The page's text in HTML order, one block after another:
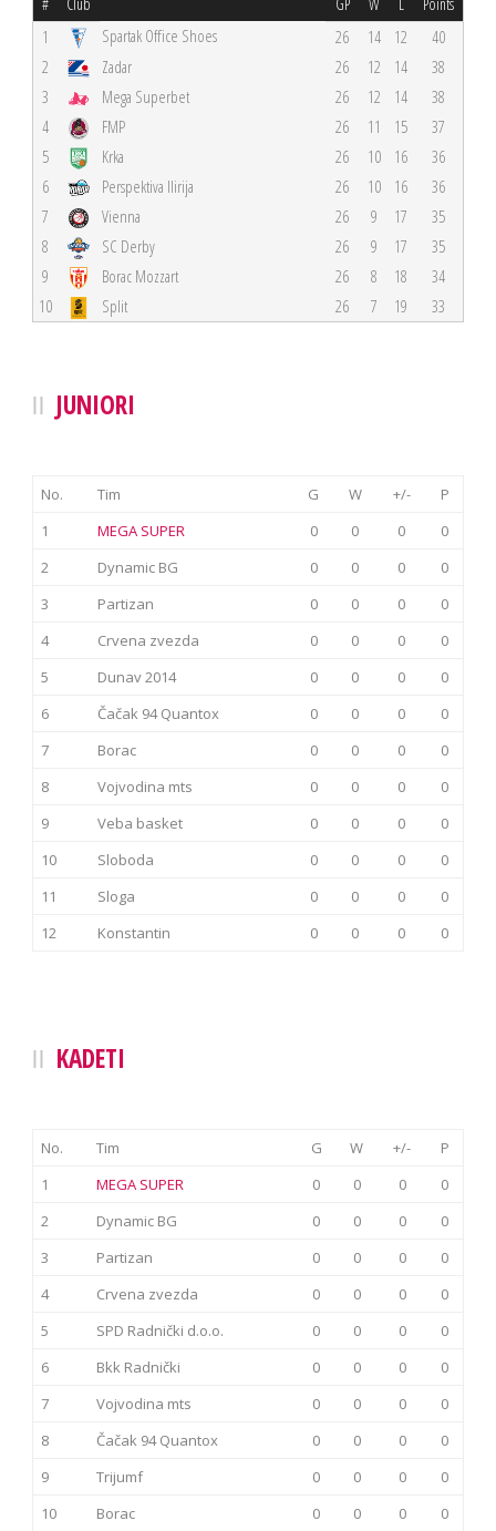
# Club GP W L Points
1 Spartak Office Shoes 26 14 12
40
2
Zadar 26 12 14
38
3
Mega Superbet 26 12 14
38
4
FMP 26 11 15
37
5
Krka 26 10 16
36
6
Perspektiva Ilirija 26 10 16
36
7
Vienna 26 9 17
35
8
SC Derby 26 9 17
35
9
Borac Mozzart 26 8 18
34
10
Split 26 7 19 33
JUNIORI
No. Tim G W +/-
P
1
MEGA SUPER 0 0 0
0
2
Dynamic BG 0 0 0
0
3
Partizan 0 0 0
0
4
Crvena zvezda 0 0 0
0
5
Dunav 2014 0 0 0
0
6
Čačak 94 Quantox 0 0 0
0
7
Borac 0 0 0
0
8
Vojvodina mts 0 0 0
0
9
Veba basket 0 0 0
0
10
Sloboda 0 0 0
0
11
Sloga 0 0 0
0
12
Konstantin 0 0 0 0
KADETI
No. Tim G W +/-
P
1
MEGA SUPER 0 0 0
0
2
Dynamic BG 0 0 0
0
3
Partizan 0 0 0
0
4
Crvena zvezda 0 0 0
0
5
SPD Radnički d.o.o. 0 0 0
0
6
Bkk Radnički 0 0 0
0
7
Vojvodina mts 0 0 0
0
8
Čačak 94 Quantox 0 0 0
0
9
Trijumf 0 0 0
0
10
Borac 0 0 0
0